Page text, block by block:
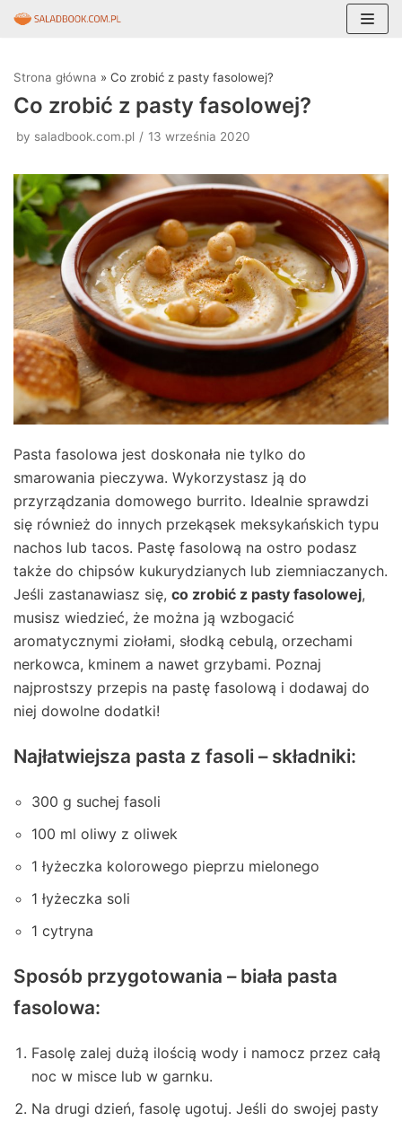
do
treści
Strona główna » Co zrobić z pasty fasolowej?
Co zrobić z pasty fasolowej?
by saladbook.com.pl 13 września 2020
Pasta fasolowa jest doskonała nie tylko do
smarowania pieczywa. Wykorzystasz ją do
przyrządzania domowego burrito. Idealnie sprawdzi
się również do innych przekąsek meksykańskich typu
nachos lub tacos. Pastę fasolową na ostro podasz
także do chipsów kukurydzianych lub ziemniaczanych.
Jeśli zastanawiasz się, co zrobić z pasty fasolowej,
musisz wiedzieć, że można ją wzbogacić
aromatycznymi ziołami, słodką cebulą, orzechami
nerkowca, kminem a nawet grzybami. Poznaj
najprostszy przepis na pastę fasolową i dodawaj do
niej dowolne dodatki!
Najłatwiejsza pasta z fasoli – składniki:
300 g suchej fasoli
100 ml oliwy z oliwek
1 łyżeczka kolorowego pieprzu mielonego
1 łyżeczka soli
1 cytryna
Sposób przygotowania – biała pasta
fasolowa:
Fasolę zalej dużą ilością wody i namocz przez całą
noc w misce lub w garnku.
Na drugi dzień, fasolę ugotuj. Jeśli do swojej pasty